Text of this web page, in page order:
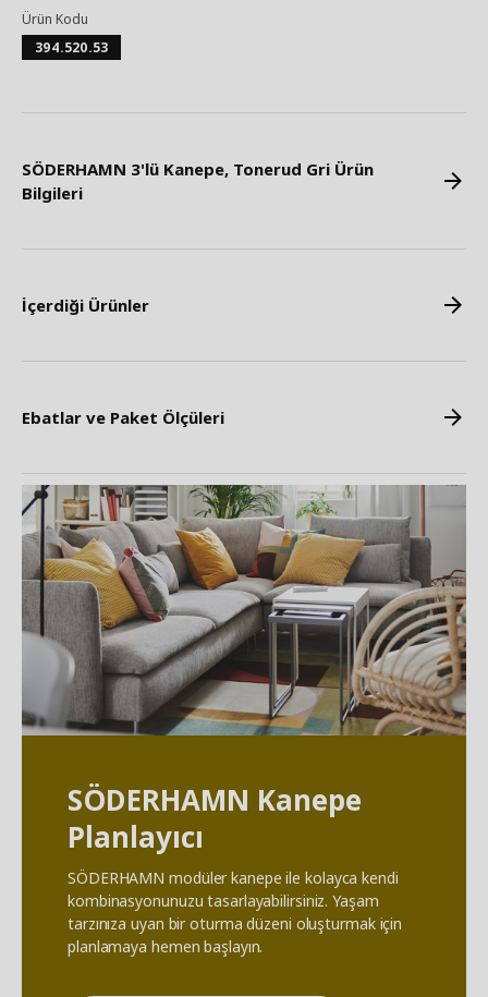
Ürün Kodu
394.520.53
SÖDERHAMN 3'lü Kanepe, Tonerud Gri Ürün
Bilgileri
İçerdiği Ürünler
Ebatlar ve Paket Ölçüleri
SÖDERHAMN Kanepe
Planlayıcı
SÖDERHAMN modüler kanepe ile kolayca kendi
kombinasyonunuzu tasarlayabilirsiniz. Yaşam
tarzınıza uyan bir oturma düzeni oluşturmak için
planlamaya hemen başlayın.